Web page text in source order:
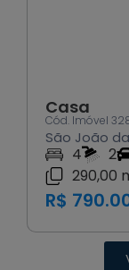
Casa
Cód. Imóvel
São João
4 2
290,00
R$